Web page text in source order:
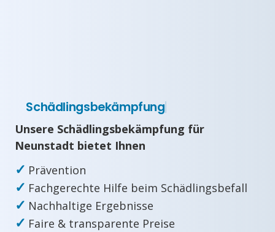
Schädlingsbekämpfung
Unsere Schädlingsbekämpfung für
Neunstadt bietet Ihnen
✓ Prävention
✓ Fachgerechte Hilfe beim Schädlingsbefall
✓ Nachhaltige Ergebnisse
✓ Faire & transparente Preise